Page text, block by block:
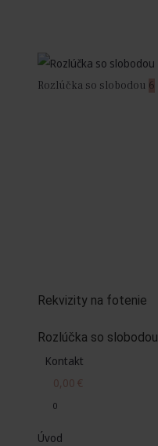
Rozlúčka so slobodou 6
Rekvizity na fotenie
Rozlúčka so slobodou
Kontakt
0,00 €
0
Úvod